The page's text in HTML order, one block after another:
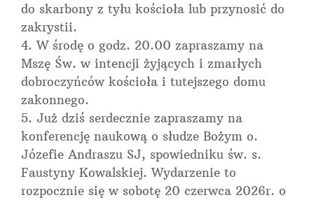
do skarbony z tyłu kościoła lub przynosić do
zakrystii.
W środę o godz. 20.00 zapraszamy na
Mszę Św. w intencji żyjących i zmarłych
dobroczyńców kościoła i tutejszego domu
zakonnego.
Już dziś serdecznie zapraszamy na
konferencję naukową o słudze Bożym o.
Józefie Andraszu SJ, spowiedniku św. s.
Faustyny Kowalskiej. Wydarzenie to
rozpocznie się w sobotę 20 czerwca 2026r. o